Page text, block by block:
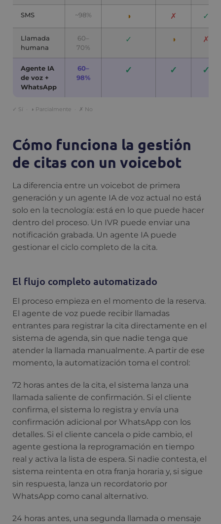
SMS ~98% ◑ ✗ ✓
Llamada
humana
60–
70%
✓ ◑ ✗
Agente IA
de voz +
WhatsApp
60–
98%
✓ ✓ ✓
✓ Sí · ◑ Parcialmente · ✗ No
Cómo funciona la gestión
de citas con un voicebot
La diferencia entre un voicebot de primera
generación y un agente IA de voz actual no está
solo en la tecnología: está en lo que puede hacer
dentro del proceso. Un IVR puede enviar una
notificación grabada. Un agente IA puede
gestionar el ciclo completo de la cita.
El flujo completo automatizado
El proceso empieza en el momento de la reserva.
El agente de voz puede recibir llamadas
entrantes para registrar la cita directamente en el
sistema de agenda, sin que nadie tenga que
atender la llamada manualmente. A partir de ese
momento, la automatización toma el control:
72 horas antes de la cita, el sistema lanza una
llamada saliente de confirmación. Si el cliente
confirma, el sistema lo registra y envía una
confirmación adicional por WhatsApp con los
detalles. Si el cliente cancela o pide cambio, el
agente gestiona la reprogramación en tiempo
real y activa la lista de espera. Si nadie contesta, el
sistema reintenta en otra franja horaria y, si sigue
sin respuesta, lanza un recordatorio por
WhatsApp como canal alternativo.
24 horas antes, una segunda llamada o mensaje